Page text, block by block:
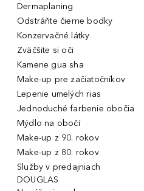
Dermaplaning
Odstráňte čierne bodky
Konzervačné látky
Zväčšite si oči
Kamene gua sha
Make-up pre začiatočníkov
Lepenie umelých rias
Jednoduché farbenie obočia
Mýdlo na obočí
Make-up z 90. rokov
Make-up z 80. rokov
Služby v predajniach
DOUGLAS